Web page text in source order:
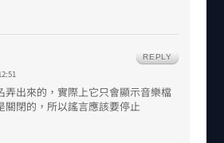
弄出來的，實際上它只會顯示音樂檔
關閉的，所以謠言應該要停止
REPLY